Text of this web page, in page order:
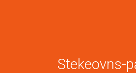
Stekeovns-